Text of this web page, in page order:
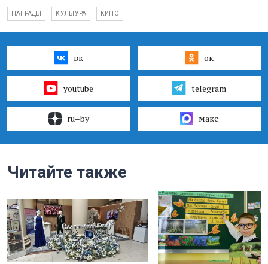
НАГРАДЫ КУЛЬТУРА КИНО
вк ок
youtube telegram
ru–by макс
Читайте также